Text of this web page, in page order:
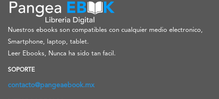
Nuestros ebooks son compatibles con cualquier medio electronico,
Smartphone, laptop, tablet.
Leer Ebooks, Nunca ha sido tan facil.
SOPORTE
contacto@pangeaebook.mx